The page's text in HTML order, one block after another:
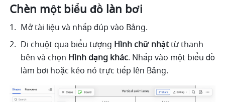
Chèn một biểu đồ làn bơi
Mở tài liệu và nhấp đúp vào Bảng.
Di chuột qua biểu tượng Hình chữ nhật từ thanh
bên và chọn Hình dạng khác. Nhấp vào một biểu đồ
làm bơi hoặc kéo nó trực tiếp lên Bảng.